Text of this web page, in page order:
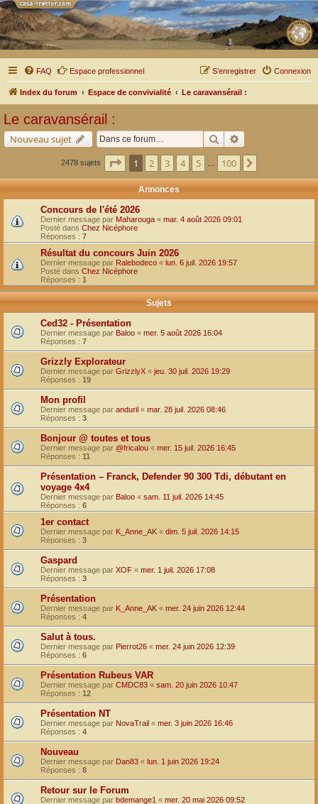
FAQ Espace professionnel Connexion
S’enregistrer
Index du forum Espace de convivialité Le caravansérail :
Le caravansérail :
Nouveau sujet Rechercher
2478 sujets Page sur100
1 2 3 4 5 100
Annonces
Concours de l'été 2026
Dernier message par Maharouga « mar. 4 août 2026 09:01
Posté dans Chez Nicéphore
Réponses : 7
Résultat du concours Juin 2026
Dernier message par Ralebodeco « lun. 6 juil. 2026 19:57
Posté dans Chez Nicéphore
Réponses : 1
Sujets
Ced32 - Présentation
Dernier message par Baloo « mer. 5 août 2026 16:04
Réponses : 7
Grizzly Explorateur
Dernier message par GrizzlyX « jeu. 30 juil. 2026 19:29
Réponses : 19
Mon profil
Dernier message par anduril « mar. 28 juil. 2026 08:46
Réponses : 3
Bonjour @ toutes et tous
Dernier message par @fricalou « mer. 15 juil. 2026 16:45
Réponses : 11
Présentation – Franck, Defender 90 300 Tdi, débutant en
voyage 4x4
Dernier message par Baloo « sam. 11 juil. 2026 14:45
Réponses : 6
1er contact
Dernier message par K_Anne_AK « dim. 5 juil. 2026 14:15
Réponses : 3
Gaspard
Dernier message par XOF « mer. 1 juil. 2026 17:08
Réponses : 3
Présentation
Dernier message par K_Anne_AK « mer. 24 juin 2026 12:44
Réponses : 4
Salut à tous.
Dernier message par Pierrot26 « mer. 24 juin 2026 12:39
Réponses : 6
Présentation Rubeus VAR
Dernier message par CMDC83 « sam. 20 juin 2026 10:47
Réponses : 12
Présentation NT
Dernier message par NovaTrail « mer. 3 juin 2026 16:46
Réponses : 4
Nouveau
Dernier message par Dan83 « lun. 1 juin 2026 19:24
Réponses : 8
Retour sur le Forum
Dernier message par bdemange1 « mer. 20 mai 2026 09:52